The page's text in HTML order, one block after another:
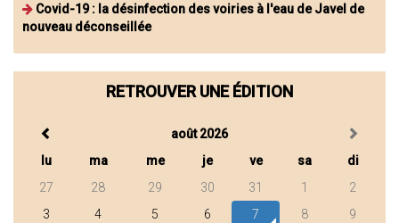
Covid-19 : la désinfection des voiries à l'eau de Javel de
nouveau déconseillée
RETROUVER UNE ÉDITION
août 2026
lu
ma me je ve sa
di
27
28 29 30 31 1
2
3
4 5 6 7 8
9